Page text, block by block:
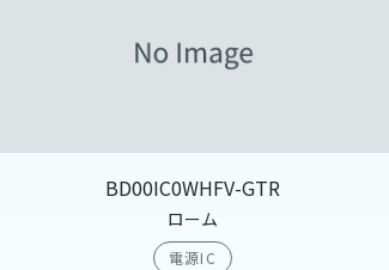
BD00IC0WHFV-GTR
ローム
電源IC